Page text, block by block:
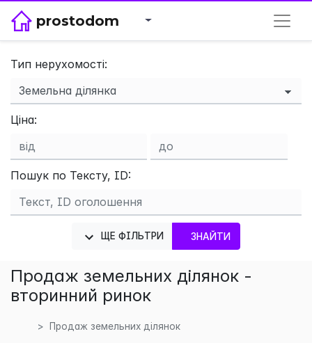
prostodom
Тип нерухомості:
Ціна:
Пошук по Тексту, ID:
ЩЕ ФІЛЬТРИ ЗНАЙТИ
Продаж земельних ділянок -
вторинний ринок
Продаж земельних ділянок
×